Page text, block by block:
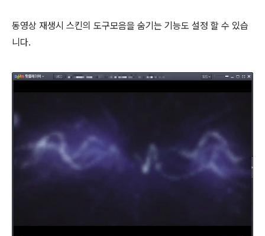
동영상 재생시 스킨의 도구모음을 숨기는 기능도 설정 할 수 있습
니다.